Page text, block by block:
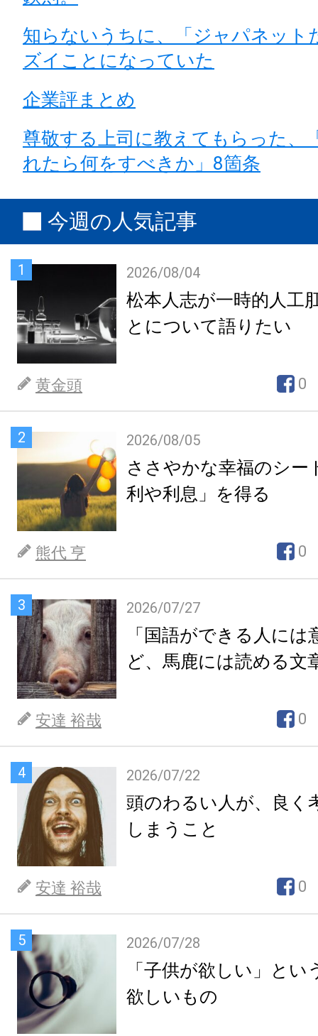
知らないうちに、「ジャパネット
ズイことになっていた
企業評まとめ
尊敬する上司に教えてもらった、
れたら何をすべきか」8箇条
今週の人気記事
1 2026/08/04
松本人志が一時的人工
とについて語りたい
黄金頭 0
2 2026/08/05
ささやかな幸福のシー
利や利息」を得る
熊代 亨 0
3 2026/07/27
「国語ができる人には
ど、馬鹿には読める文
安達 裕哉 0
4 2026/07/22
頭のわるい人が、良く
しまうこと
安達 裕哉 0
5 2026/07/28
「子供が欲しい」とい
欲しいもの